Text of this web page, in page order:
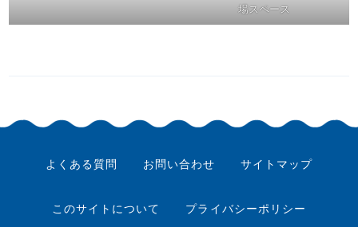
場スペース
よくある質問 お問い合わせ サイトマップ
このサイトについて プライバシーポリシー